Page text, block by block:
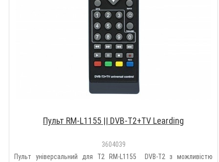
Пульт RM-L1155 || DVB-T2+TV Learding
3604039
Пульт універсальний для Т2 RM-L1155 DVB-T2 з можливістю